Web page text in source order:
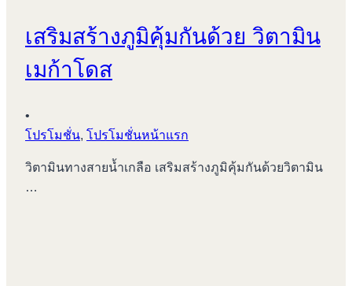
เสริมสร้างภูมิคุ้มกันด้วย วิตามิน
เมก้าโดส
•
โปรโมชั่น, โปรโมชั่นหน้าแรก
วิตามินทางสายน้ำเกลือ เสริมสร้างภูมิคุ้มกันด้วยวิตามิน
…